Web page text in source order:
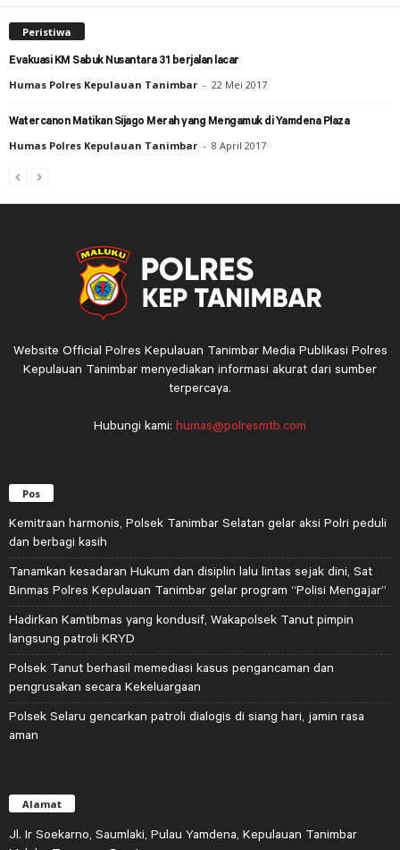
Peristiwa
Evakuasi KM Sabuk Nusantara 31 berjalan lacar
Humas Polres Kepulauan Tanimbar - 22 Mei 2017
Watercanon Matikan Sijago Merah yang Mengamuk di Yamdena Plaza
Humas Polres Kepulauan Tanimbar - 8 April 2017
Website Official Polres Kepulauan Tanimbar Media Publikasi Polres
Kepulauan Tanimbar menyediakan informasi akurat dari sumber
terpercaya.
Hubungi kami: humas@polresmtb.com
Pos
Kemitraan harmonis, Polsek Tanimbar Selatan gelar aksi Polri peduli
dan berbagi kasih
Tanamkan kesadaran Hukum dan disiplin lalu lintas sejak dini, Sat
Binmas Polres Kepulauan Tanimbar gelar program “Polisi Mengajar”
Hadirkan Kamtibmas yang kondusif, Wakapolsek Tanut pimpin
langsung patroli KRYD
Polsek Tanut berhasil memediasi kasus pengancaman dan
pengrusakan secara Kekeluargaan
Polsek Selaru gencarkan patroli dialogis di siang hari, jamin rasa
aman
Alamat
Jl. Ir Soekarno, Saumlaki, Pulau Yamdena, Kepulauan Tanimbar